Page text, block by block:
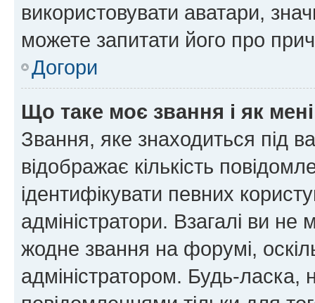
використовувати аватари,
можете запитати його про
Догори
Що таке моє звання і як
Звання, яке знаходиться під
відображає кількість
ідентифікувати певних
адміністратори. Взагалі ви
жодне звання на форумі,
адміністратором. Будь-